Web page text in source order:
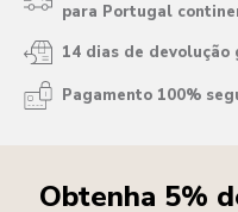
para Portugal
14 dias de
Pagamento 100%
Obtenha 5%